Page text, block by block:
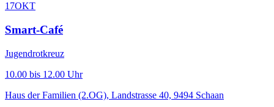
17OKT
Smart-Café
Jugendrotkreuz
10.00 bis 12.00 Uhr
Haus der Familien (2.OG), Landstrasse 40, 9494 Schaan